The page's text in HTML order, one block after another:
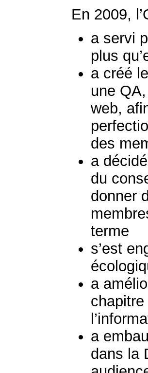
En 2009,
a servi
plus
a créé
une
web,
des
a
du
donner
terme
s’est
a
a
dans la